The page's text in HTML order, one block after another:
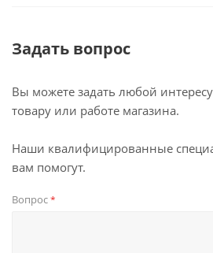
Задать вопрос
Вы можете задать любой
товару или работе магазина.
Наши квалифицированные
вам помогут.
Вопрос*